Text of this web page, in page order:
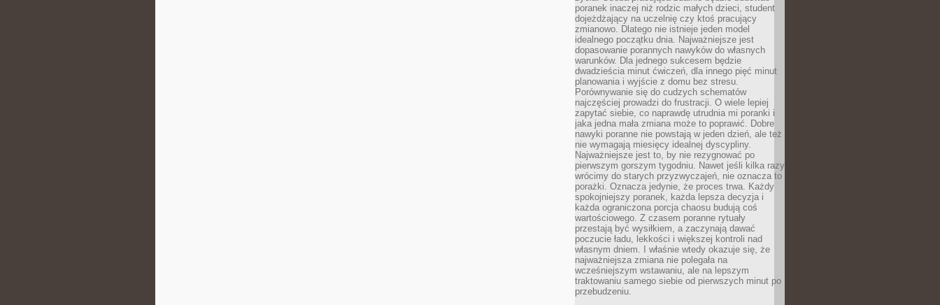
poranek inaczej niż rodzic małych dzieci, student
dojeżdżający na uczelnię czy ktoś pracujący
zmianowo. Dlatego nie istnieje jeden model
idealnego początku dnia. Najważniejsze jest
dopasowanie porannych nawyków do własnych
warunków. Dla jednego sukcesem będzie
dwadzieścia minut ćwiczeń, dla innego pięć minut
planowania i wyjście z domu bez stresu.
Porównywanie się do cudzych schematów
najczęściej prowadzi do frustracji. O wiele lepiej
zapytać siebie, co naprawdę utrudnia mi poranki i
jaka jedna mała zmiana może to poprawić. Dobre
nawyki poranne nie powstają w jeden dzień, ale też
nie wymagają miesięcy idealnej dyscypliny.
Najważniejsze jest to, by nie rezygnować po
pierwszym gorszym tygodniu. Nawet jeśli kilka razy
wrócimy do starych przyzwyczajeń, nie oznacza to
porażki. Oznacza jedynie, że proces trwa. Każdy
spokojniejszy poranek, każda lepsza decyzja i
każda ograniczona porcja chaosu budują coś
wartościowego. Z czasem poranne rytuały
przestają być wysiłkiem, a zaczynają dawać
poczucie ładu, lekkości i większej kontroli nad
własnym dniem. I właśnie wtedy okazuje się, że
najważniejsza zmiana nie polegała na
wcześniejszym wstawaniu, ale na lepszym
traktowaniu samego siebie od pierwszych minut po
przebudzeniu.